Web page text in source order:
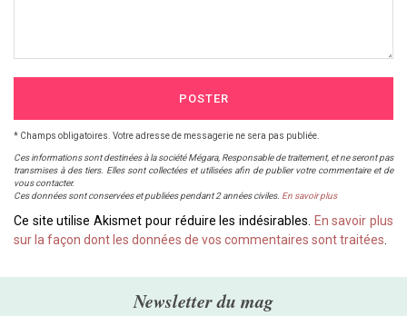
POSTER
* Champs obligatoires. Votre adresse de messagerie ne sera pas publiée.
Ces informations sont destinées à la société Mégara, Responsable de traitement, et ne seront pas
transmises à des tiers. Elles sont collectées et utilisées afin de publier votre commentaire et de
vous contacter.
Ces données sont conservées et publiées pendant 2 années civiles. En savoir plus
Ce site utilise Akismet pour réduire les indésirables. En savoir plus
sur la façon dont les données de vos commentaires sont traitées.
Newsletter du mag